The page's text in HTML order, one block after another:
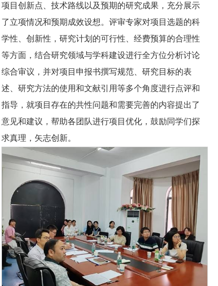
项目创新点、技术路线以及预期的研究成果，充分展示
了立项情况和预期成效设想。评审专家对项目选题的科
学性、创新性，研究计划的可行性、经费预算的合理性
等方面，结合研究领域与学科建设进行全方位分析讨论
综合审议，并对项目申报书撰写规范、研究目标的表
述、研究方法的使用和文献引用等多个角度进行点评和
指导，就项目存在的共性问题和需要完善的内容提出了
意见和建议，帮助各团队进行项目优化，鼓励同学们探
求真理，矢志创新。